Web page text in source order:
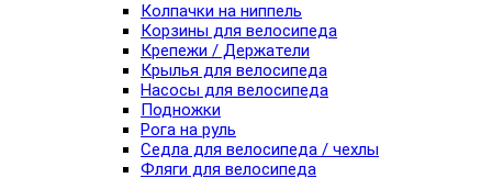
Колпачки на ниппель
Корзины для велосипеда
Крепежи / Держатели
Крылья для велосипеда
Насосы для велосипеда
Подножки
Рога на руль
Седла для велосипеда / чехлы
Фляги для велосипеда